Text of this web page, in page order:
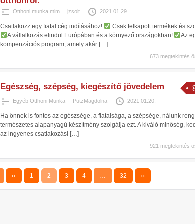
Otthoni munka mlm jzsolt 2021.01.29.
Csatlakozz egy fiatal cég indításához!
Csak felkapott termékek és
A vállalkozás elindul Európában és a környező országokban!
Az
kompenzációs program, amely akár […]
673 megtekintés
Egészség, szépség, kiegészítő jövedelem
Egyéb Otthoni Munka PutzMagdolna 2021.01.20.
Ha önnek is fontos az egészsége, a fiatalsága, a szépsége, nálunk
természetes alapanyagú készítmény szolgálja ezt. A kiváló minőség,
az ingyenes csatlakozási […]
921 megtekintés
‹‹ 1 2 3 4 … 32 ››